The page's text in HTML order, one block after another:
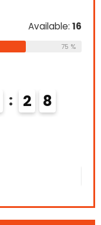
Available: 16
75 %
2 7